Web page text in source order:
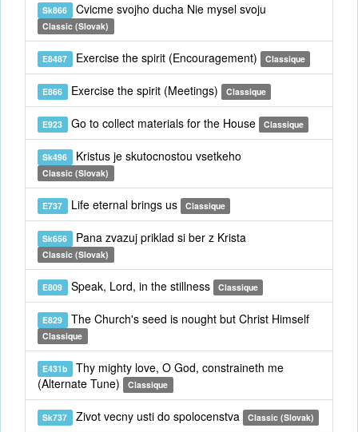
Sk866 Cvicme svojho ducha Nie mysel svoju
Classic (Slovak)
E8487 Exercise the spirit (Encouragement) Classique
E866 Exercise the spirit (Meetings) Classique
E923 Go to collect materials for the House Classique
Sk496 Kristus je skutocnostou vsetkeho
Classic (Slovak)
E737 Life eternal brings us Classique
Sk656 Pana zvazuj priklad si ber z Krista
Classic (Slovak)
E809 Speak, Lord, in the stillness Classique
E829 The Church's seed is nought but Christ Himself
Classique
E431b Thy mighty love, O God, constraineth me
(Alternate Tune)
Classique
Sk737 Zivot vecny usti do spolocenstva Classic (Slovak)